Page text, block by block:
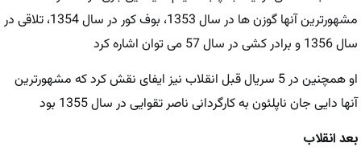
مشهورترین آنها گوزن ها در سال 1353، بوف کور در سال 1354، تلاقی در
سال 1356 و برادر کشی در سال 57 می توان اشاره کرد
او همچنین در 5 سریال قبل انقلاب نیز ایفای نقش کرد که مشهورترین
آنها دایی‌ جان ناپلئون به کارگردانی ناصر تقوایی در سال 1355 بود
بعد انقلاب